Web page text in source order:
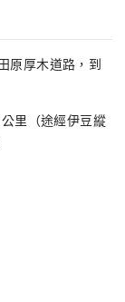
原厚木道路，到
里（途經伊豆縱